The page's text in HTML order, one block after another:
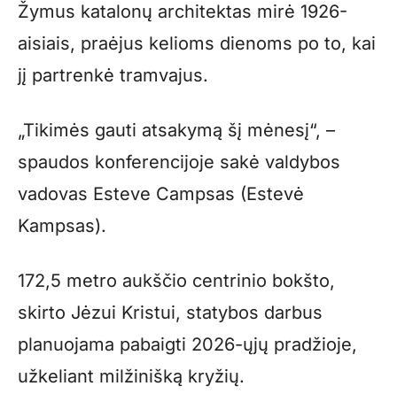
Žymus katalonų architektas mirė 1926-
aisiais, praėjus kelioms dienoms po to, kai
jį partrenkė tramvajus.
„Tikimės gauti atsakymą šį mėnesį“, –
spaudos konferencijoje sakė valdybos
vadovas Esteve Campsas (Estevė
Kampsas).
172,5 metro aukščio centrinio bokšto,
skirto Jėzui Kristui, statybos darbus
planuojama pabaigti 2026-ųjų pradžioje,
užkeliant milžinišką kryžių.